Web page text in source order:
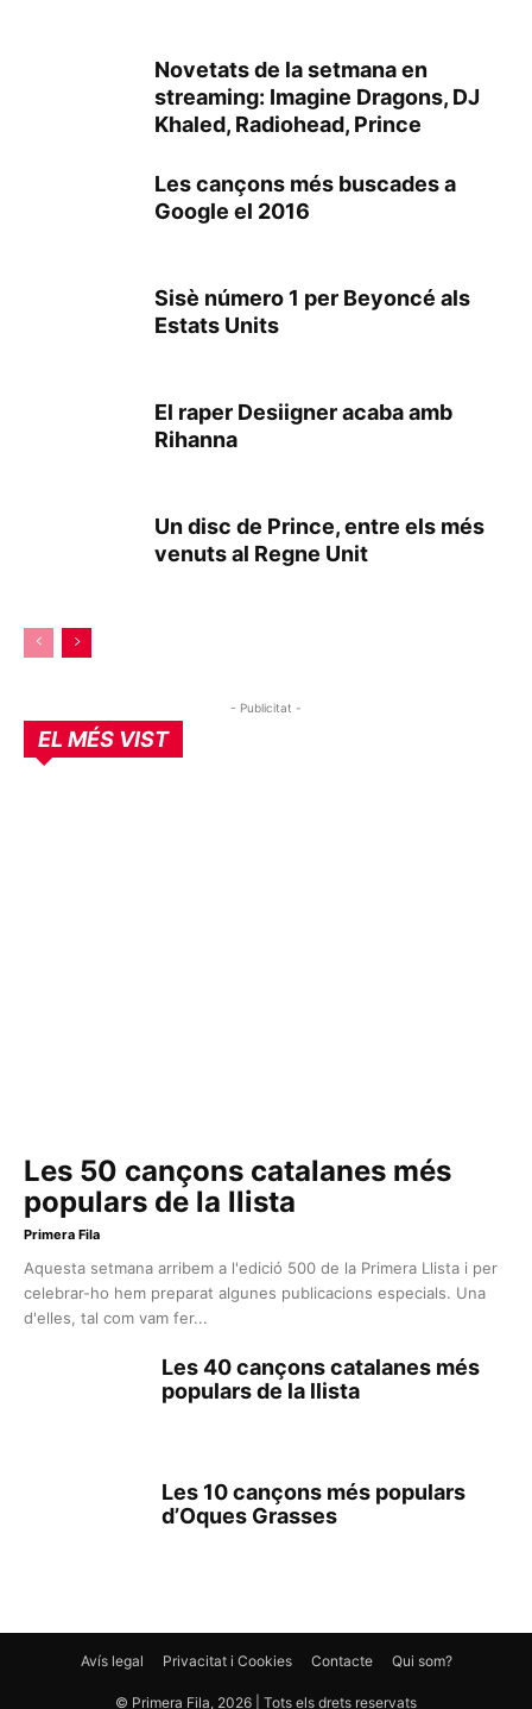
Novetats de la setmana en
streaming: Imagine Dragons, DJ
Khaled, Radiohead, Prince
Les cançons més buscades a
Google el 2016
Sisè número 1 per Beyoncé als
Estats Units
El raper Desiigner acaba amb
Rihanna
Un disc de Prince, entre els més
venuts al Regne Unit
- Publicitat -
EL MÉS VIST
Les 50 cançons catalanes més
populars de la llista
Primera Fila
Aquesta setmana arribem a l'edició 500 de la Primera Llista i per
celebrar-ho hem preparat algunes publicacions especials. Una
d'elles, tal com vam fer...
Les 40 cançons catalanes més
populars de la llista
Les 10 cançons més populars
d’Oques Grasses
Avís legal Privacitat i Cookies Contacte Qui som?
© Primera Fila, 2026 | Tots els drets reservats